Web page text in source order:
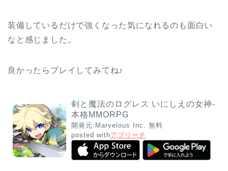
装備しているだけで強くなった気になれるのも面白い
なと感じました。
良かったらプレイしてみてね♪
剣と魔法のログレス いにしえの女神-
本格MMORPG
開発元: Marvelous Inc.
無料
posted withアプリーチ